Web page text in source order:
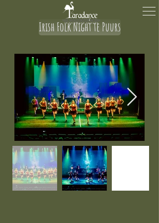
Irish Folk Night te Puurs